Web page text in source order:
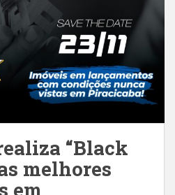
“Black
melhores
em